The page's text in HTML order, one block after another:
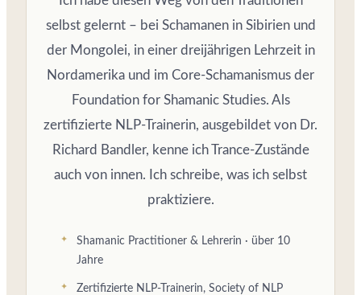
selbst gelernt – bei Schamanen in Sibirien und
der Mongolei, in einer dreijährigen Lehrzeit in
Nordamerika und im Core-Schamanismus der
Foundation for Shamanic Studies. Als
zertifizierte NLP-Trainerin, ausgebildet von Dr.
Richard Bandler, kenne ich Trance-Zustände
auch von innen. Ich schreibe, was ich selbst
praktiziere.
Shamanic Practitioner & Lehrerin · über 10
Jahre
Zertifizierte NLP-Trainerin, Society of NLP